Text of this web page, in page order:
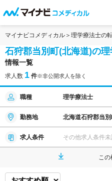
マイナビコメディカル 理学療法士の
石狩郡当別町(北海道)の
情報一覧
求人数 1 件※非公開求人を除く
職種 理学療法士
勤務地 北海道石狩郡当
求人条件 その他求人条件未
こ